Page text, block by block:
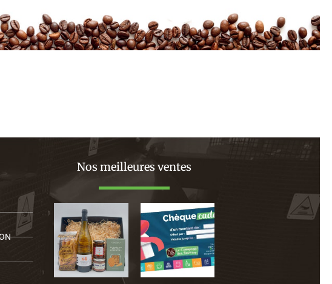
Nos meilleures ventes
Plage
de
prix :
130,00 €
à
120,00 €